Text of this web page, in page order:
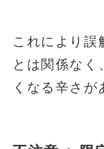
これにより誤
とは関係なく
くなる辛さが